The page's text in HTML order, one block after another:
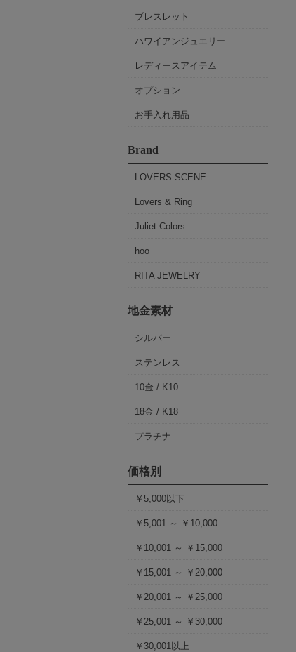
ブレスレット
ハワイアンジュエリー
レディースアイテム
オプション
お手入れ用品
Brand
LOVERS SCENE
Lovers & Ring
Juliet Colors
hoo
RITA JEWELRY
地金素材
シルバー
ステンレス
10金 / K10
18金 / K18
プラチナ
価格別
￥5,000以下
￥5,001 ～ ￥10,000
￥10,001 ～ ￥15,000
￥15,001 ～ ￥20,000
￥20,001 ～ ￥25,000
￥25,001 ～ ￥30,000
￥30,001以上